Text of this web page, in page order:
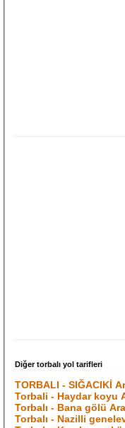
Diğer torbalı yol tarifleri
TORBALI - SIĞACIKİ
Torbali - Haydar koyu
Torbalı - Bana gölü
Torbalı - Nazilli